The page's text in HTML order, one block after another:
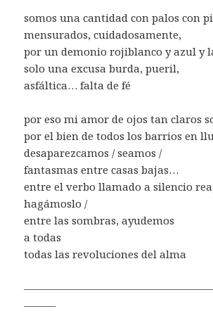
somos una cantidad con palos con
mensurados, cuidadosamente,
por un demonio rojiblanco y azul y
solo una excusa burda, pueril,
asfáltica… falta de fé
por eso mi amor de ojos tan claros
por el bien de todos los barrios en
desaparezcamos / seamos /
fantasmas entre casas bajas…
entre el verbo llamado a silencio
hagámoslo /
entre las sombras, ayudemos
a todas
todas las revoluciones del alma
———